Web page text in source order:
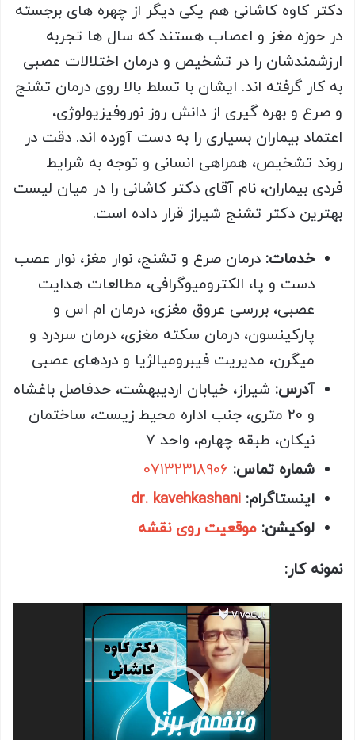
دکتر کاوه کاشانی هم یکی دیگر از چهره های برجسته
در حوزه مغز و اعصاب هستند که سال ها تجربه
ارزشمندشان را در تشخیص و درمان اختلالات عصبی
به کار گرفته اند. ایشان با تسلط بالا روی درمان تشنج
و صرع و بهره گیری از دانش روز نوروفیزیولوژی،
اعتماد بیماران بسیاری را به دست آورده اند. دقت در
روند تشخیص، همراهی انسانی و توجه به شرایط
فردی بیماران، نام آقای دکتر کاشانی را در میان لیست
بهترین دکتر تشنج شیراز قرار داده است.
خدمات: درمان صرع و تشنج، نوار مغز، نوار عصب
دست و پا، الکترومیوگرافی، مطالعات هدایت
عصبی، بررسی عروق مغزی، درمان ام اس و
پارکینسون، درمان سکته مغزی، درمان سردرد و
میگرن، مدیریت فیبرومیالژیا و دردهای عصبی
آدرس: شیراز، خیابان اردیبهشت، حدفاصل باغشاه
و 20 متری، جنب اداره محیط زیست، ساختمان
نیکان، طبقه چهارم، واحد 7
شماره تماس:
07132318906
اینستاگرام:
dr. kavehkashani
لوکیشن: موقعیت روی نقشه
نمونه کار:
نمایشگر
ویدیو